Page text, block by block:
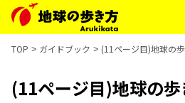
TOP ガイドブック (11ページ目)地球の
(11ページ目)地球の